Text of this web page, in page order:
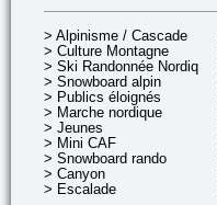
> Alpinisme / Cascade
> Culture Montagne
> Ski Randonnée Nordique
> Snowboard alpin
> Publics éloignés
> Marche nordique
> Jeunes
> Mini CAF
> Snowboard rando
> Canyon
> Escalade